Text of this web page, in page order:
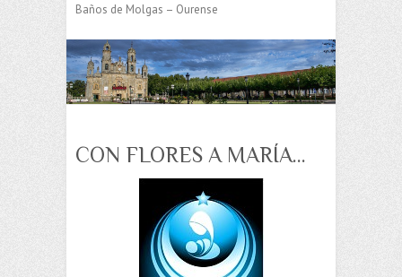
Baños de Molgas – Ourense
CON FLORES A MARÍA…